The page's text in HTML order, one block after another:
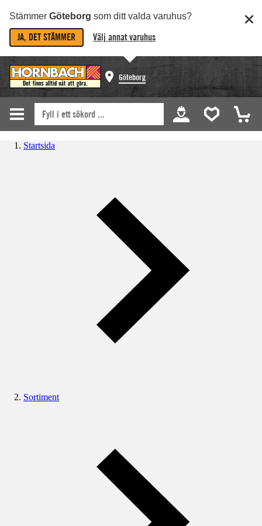
Stämmer Göteborg som ditt valda varuhus?
JA, DET STÄMMER Välj annat varuhus
Göteborg
Startsida
Sortiment